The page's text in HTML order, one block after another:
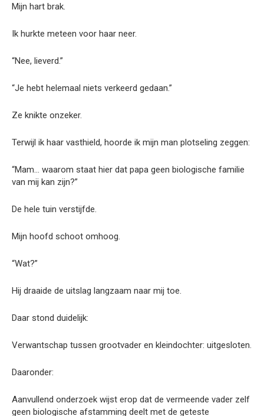
Mijn hart brak.
Ik hurkte meteen voor haar neer.
“Nee, lieverd.”
“Je hebt helemaal niets verkeerd gedaan.”
Ze knikte onzeker.
Terwijl ik haar vasthield, hoorde ik mijn man plotseling zeggen:
“Mam… waarom staat hier dat papa geen biologische familie
van mij kan zijn?”
De hele tuin verstijfde.
Mijn hoofd schoot omhoog.
“Wat?”
Hij draaide de uitslag langzaam naar mij toe.
Daar stond duidelijk:
Verwantschap tussen grootvader en kleindochter: uitgesloten.
Daaronder:
Aanvullend onderzoek wijst erop dat de vermeende vader zelf
geen biologische afstamming deelt met de geteste